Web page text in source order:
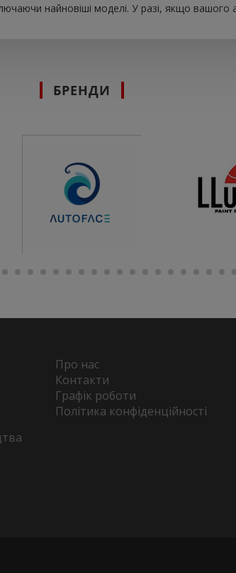
найновіші моделі. У разі, якщо
БРЕНДИ
Про нас
Контакти
Графік роботи
Політика конфіденційності